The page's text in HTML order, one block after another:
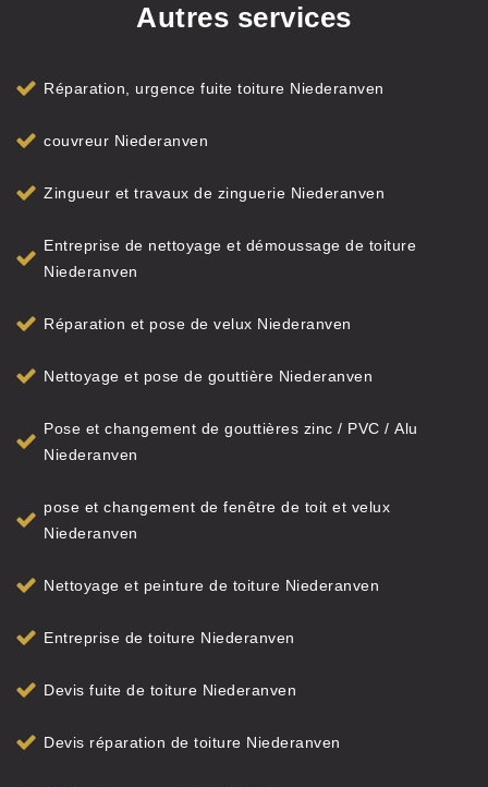
Autres services
Réparation, urgence fuite toiture Niederanven
couvreur Niederanven
Zingueur et travaux de zinguerie Niederanven
Entreprise de nettoyage et démoussage de toiture
Niederanven
Réparation et pose de velux Niederanven
Nettoyage et pose de gouttière Niederanven
Pose et changement de gouttières zinc / PVC / Alu
Niederanven
pose et changement de fenêtre de toit et velux
Niederanven
Nettoyage et peinture de toiture Niederanven
Entreprise de toiture Niederanven
Devis fuite de toiture Niederanven
Devis réparation de toiture Niederanven